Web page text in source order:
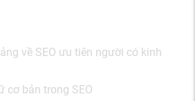
về SEO ưu tiên người có kinh
cơ bản trong SEO